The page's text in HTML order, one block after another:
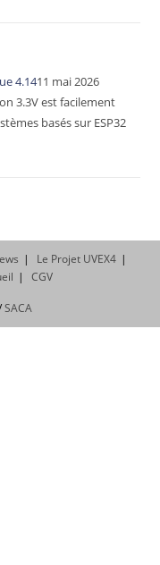
4.1411 mai 2026
3.3V est facilement
basés sur ESP32
Le Projet UVEX4
CGV
SACA